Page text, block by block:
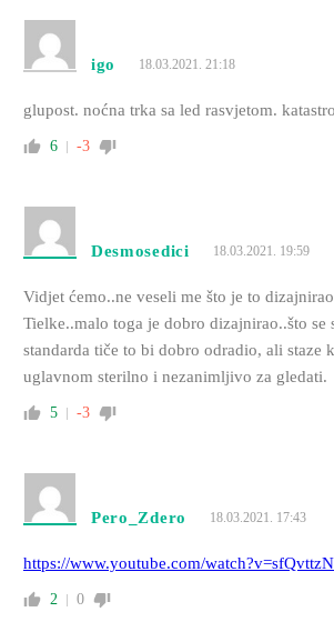
igo 18.03.2021. 21:18
glupost. noćna trka sa led rasvjetom.
6 -3
Desmosedici 18.03.2021. 19:59
Vidjet ćemo..ne veseli me što je to
Tielke..malo toga je dobro dizajnirao..što se
standarda tiče to bi dobro odradio, ali staze
uglavnom sterilno i nezanimljivo za gledati.
5 -3
Pero_Zdero 18.03.2021. 17:43
https://www.youtube.com/
2 0